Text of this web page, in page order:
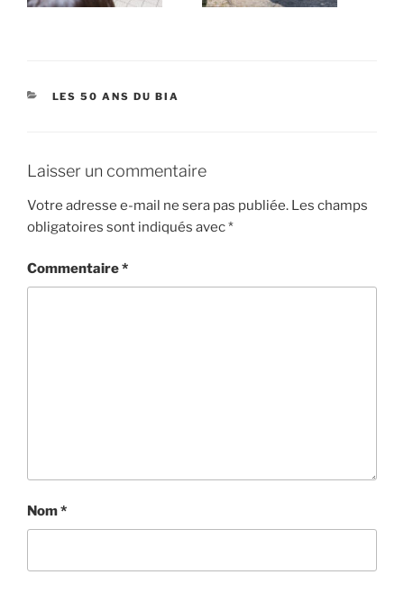
CATÉGORIES
LES 50 ANS DU BIA
Laisser un commentaire
Votre adresse e-mail ne sera pas publiée. Les champs
obligatoires sont indiqués avec*
Commentaire*
Nom*